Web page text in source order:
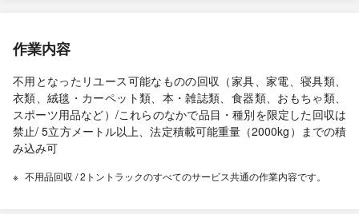
作業内容
不用となったリユース可能なものの回収（家具、家電、寝具類、
衣類、絨毯・カーペット類、本・雑誌類、食器類、おもちゃ類、
スポーツ用品など）/これらのなかで品目・種別を限定した回収は
禁止/ 5立方メートル以上、法定積載可能重量（2000kg）までの積
み込み可
不用品回収 / 2トントラックのすべてのサービス共通の作業内容です。